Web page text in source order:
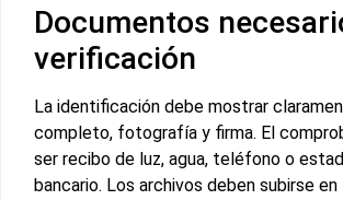
Documentos
verificación
La identificación debe mostrar
completo, fotografía y firma. El
ser recibo de luz, agua, teléfono o
bancario. Los archivos deben subirse